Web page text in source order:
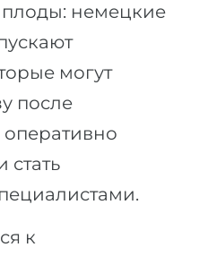
плоды: немецкие
могут
после
стать
к